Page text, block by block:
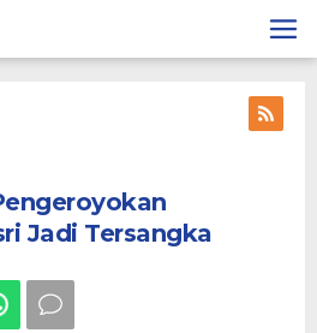
Jadi Tersangka